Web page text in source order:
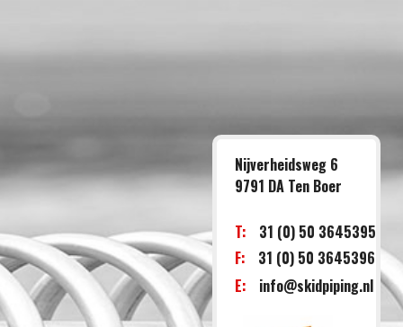
Nijverheidsweg 6
9791 DA Ten Boer
T:
31 (0) 50 3645395
F:
31 (0) 50 3645396
E:
info@skidpiping.nl